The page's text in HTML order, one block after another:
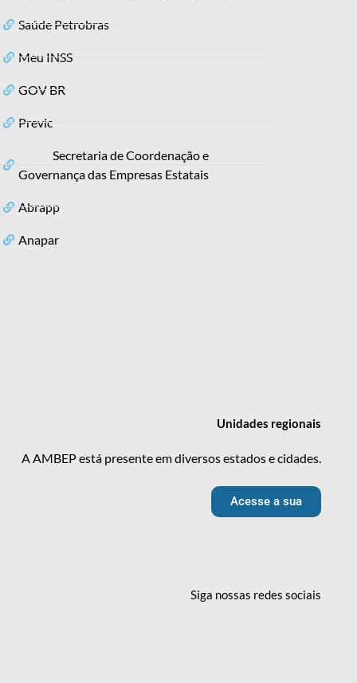
Saúde Petrobras
Meu INSS
GOV BR
Previc
Secretaria de Coordenação e
Governança das Empresas Estatais
Abrapp
Anapar
Unidades regionais
A AMBEP está presente em diversos estados e cidades.
Acesse a sua
Siga nossas redessociais